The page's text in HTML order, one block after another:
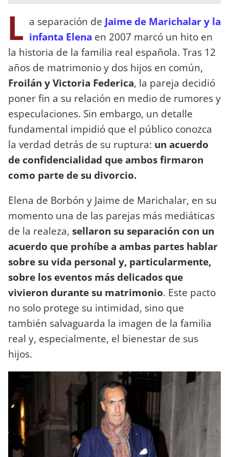
L a separación de Jaime de Marichalar y la
infanta Elena en 2007 marcó un hito en
la historia de la familia real española. Tras 12
años de matrimonio y dos hijos en común,
Froilán y Victoria Federica, la pareja decidió
poner fin a su relación en medio de rumores y
especulaciones. Sin embargo, un detalle
fundamental impidió que el público conozca
la verdad detrás de su ruptura: un acuerdo
de confidencialidad que ambos firmaron
como parte de su divorcio.
Elena de Borbón y Jaime de Marichalar, en su
momento una de las parejas más mediáticas
de la realeza, sellaron su separación con un
acuerdo que prohíbe a ambas partes hablar
sobre su vida personal y, particularmente,
sobre los eventos más delicados que
vivieron durante su matrimonio. Este pacto
no solo protege su intimidad, sino que
también salvaguarda la imagen de la familia
real y, especialmente, el bienestar de sus
hijos.